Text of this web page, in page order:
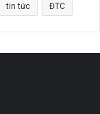
tin tức ĐTC